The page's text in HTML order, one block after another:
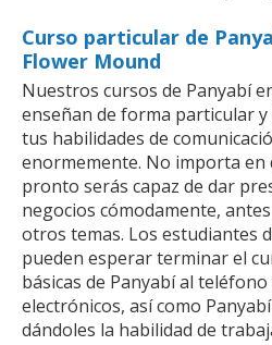
Curso particular de
Flower Mound
Nuestros cursos de Panyabí
enseñan de forma particular
tus habilidades de
enormemente. No importa en
pronto serás capaz de dar
negocios cómodamente,
otros temas. Los estudiantes
pueden esperar terminar el
básicas de Panyabí al
electrónicos, así como
dándoles la habilidad de